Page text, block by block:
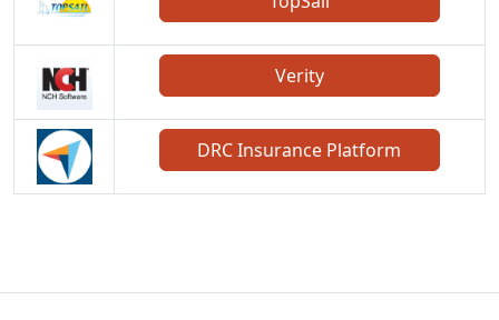
Verity
DRC Insurance Platform